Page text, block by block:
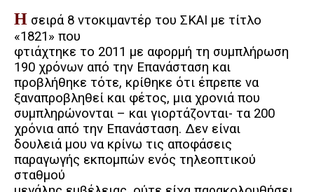
H σειρά 8 ντοκιμαντέρ του ΣΚΑΙ με τίτλο
«1821» που
φτιάχτηκε το 2011 με αφορμή τη συμπλήρωση
190 χρόνων από την Επανάσταση και
προβλήθηκε τότε, κρίθηκε ότι έπρεπε να
ξαναπροβληθεί και φέτος, μια χρονιά που
συμπληρώνονται – και γιορτάζονται- τα 200
χρόνια από την Επανάσταση. Δεν είναι
δουλειά μου να κρίνω τις αποφάσεις
παραγωγής εκπομπών ενός τηλεοπτικού
σταθμού